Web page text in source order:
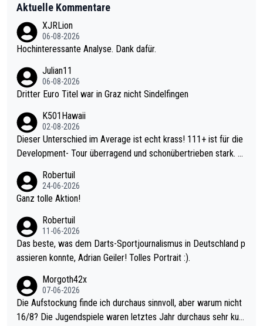
Aktuelle Kommentare
XJRLion
06-08-2026
Hochinteressante Analyse. Dank dafür.
Julian11
06-08-2026
Dritter Euro Titel war in Graz nicht Sindelfingen
K501Hawaii
02-08-2026
Dieser Unterschied im Average ist echt krass! 111+ ist für die
Development- Tour überragend und schonübertrieben stark. U
mal 40+ erst recht. Da gewinnst keinen Blumentopf - ist ja noc
h krasser wie ein Pokalspiel eines Kreisligisten vs einem Bund
Robertuil
24-06-2026
Ganz tolle Aktion!
Robertuil
11-06-2026
Das beste, was dem Darts-Sportjournalismus in Deutschland p
assieren konnte, Adrian Geiler! Tolles Portrait :).
Morgoth42x
07-06-2026
Die Aufstockung finde ich durchaus sinnvoll, aber warum nicht
16/8? Die Jugendspiele waren letztes Jahr durchaus sehr kurz